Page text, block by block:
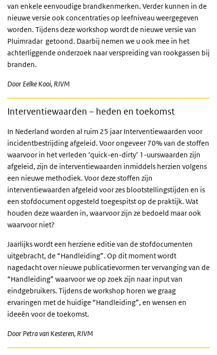
van enkele eenvoudige brandkenmerken. Verder kunnen in de
nieuwe versie ook concentraties op leefniveau weergegeven
worden. Tijdens deze workshop wordt de nieuwe versie van
Pluimradar getoond. Daarbij nemen we u ook mee in het
achterliggende onderzoek naar verspreiding van rookgassen bij
branden.
Door Eelke Kooi, RIVM
Interventiewaarden – heden en toekomst
In Nederland worden al ruim 25 jaar Interventiewaarden voor
incidentbestrijding afgeleid. Voor ongeveer 70% van de stoffen
waarvoor in het verleden ‘quick-en-dirty’ 1-uurswaarden zijn
afgeleid, zijn de interventiewaarden inmiddels herzien volgens
een nieuwe methodiek. Voor deze stoffen zijn
interventiewaarden afgeleid voor zes blootstellingstijden en is
een stofdocument opgesteld toegespitst op de praktijk. Wat
houden deze waarden in, waarvoor zijn ze bedoeld maar ook
waarvoor niet?
Jaarlijks wordt een herziene editie van de stofdocumenten
uitgebracht, de “Handleiding”. Op dit moment wordt
nagedacht over nieuwe publicatievormen ter vervanging van de
“Handleiding” waarvoor we op zoek zijn naar input van
eindgebruikers. Tijdens de workshop horen we graag
ervaringen met de huidige “Handleiding”, en wensen en
ideeën voor de toekomst.
Door Petra van Kesteren, RIVM